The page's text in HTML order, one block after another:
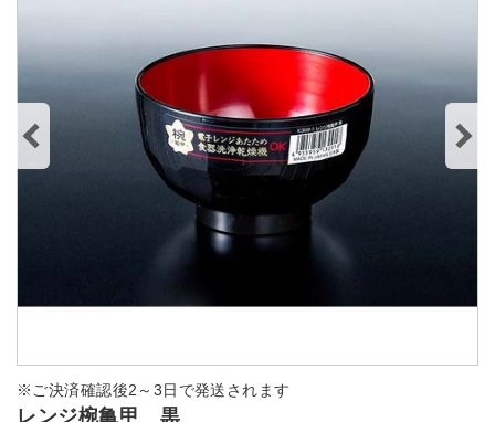
※ご決済確認後2～3日で発送されます
レンジ椀亀甲 黒